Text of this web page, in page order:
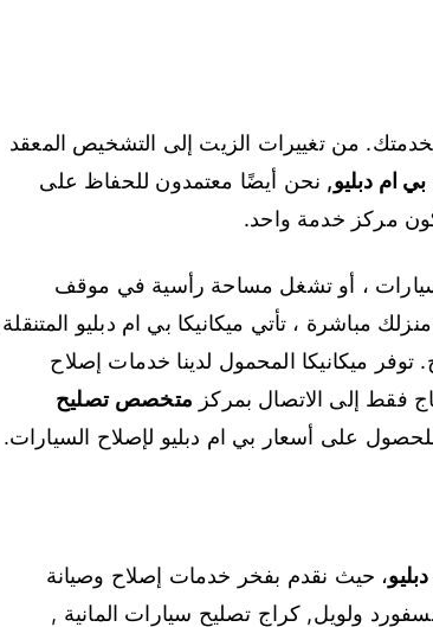
لخدمتك. من تغييرات الزيت إلى التشخيص المعقد
بي ام دبليو, نحن أيضًا معتمدون للحفاظ على
مركز خدمة واحد.
، أو تشغل مساحة رأسية في موقف
مباشرة ، تأتي ميكانيكا بي ام دبليو المتنقلة
توفر ميكانيكا المحمول لدينا خدمات إصلاح
فقط إلى الاتصال بمركز متخصص تصليح
على أسعار بي ام دبليو لإصلاح السيارات.
، حيث نقدم بفخر خدمات إصلاح وصيانة
ولويل, كراج تصليح سيارات المانية ,